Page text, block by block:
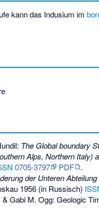
kann das Indusium im
The Global boundary
Alps, Northern Italy)
0705-3797 PDF
.
der Unteren
1956 (in Russisch)
Gabi M. Ogg: Geologic